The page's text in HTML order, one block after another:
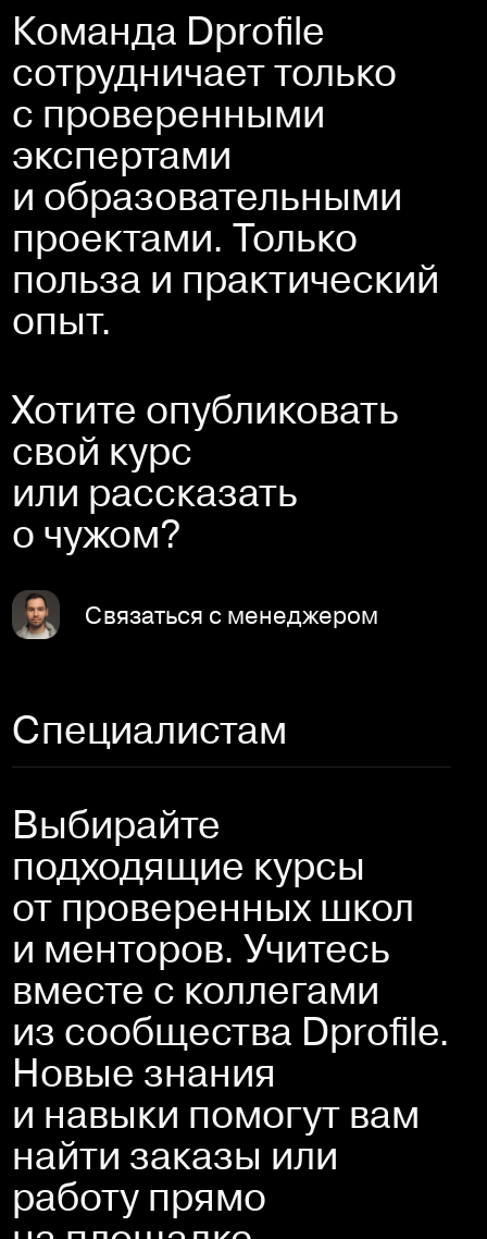
Команда Dprofile
сотрудничает только
с проверенными
экспертами
и образовательными
проектами. Только
польза и практический
опыт.
Хотите опубликовать
свой курс
или рассказать
о чужом?
Связаться с менеджером
Специалистам
Выбирайте
подходящие курсы
от проверенных школ
и менторов. Учитесь
вместе с коллегами
из сообщества Dprofile.
Новые знания
и навыки помогут вам
найти заказы или
работу прямо